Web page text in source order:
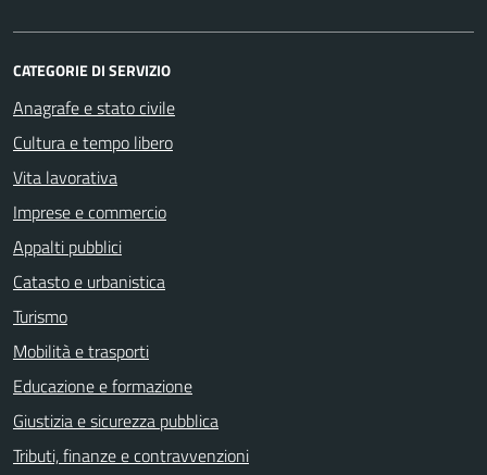
CATEGORIE DI SERVIZIO
Anagrafe e stato civile
Cultura e tempo libero
Vita lavorativa
Imprese e commercio
Appalti pubblici
Catasto e urbanistica
Turismo
Mobilità e trasporti
Educazione e formazione
Giustizia e sicurezza pubblica
Tributi, finanze e contravvenzioni